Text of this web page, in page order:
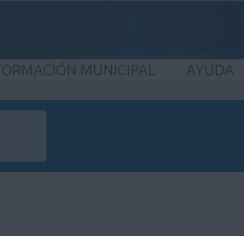
MUNICIPAL AYUDA